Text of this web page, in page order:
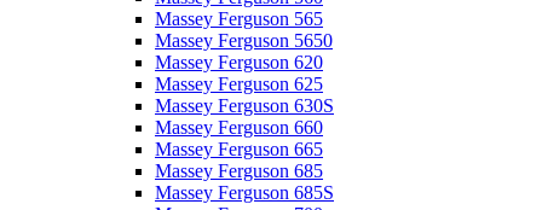
Massey Ferguson 565
Massey Ferguson 5650
Massey Ferguson 620
Massey Ferguson 625
Massey Ferguson 630S
Massey Ferguson 660
Massey Ferguson 665
Massey Ferguson 685
Massey Ferguson 685S